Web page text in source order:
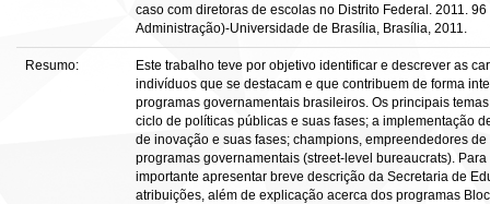
caso com diretoras de escolas no Distrito Federal. 2011.
Administração)-Universidade de Brasília, Brasília, 2011.
Resumo:
Este trabalho teve por objetivo identificar e descrever as
indivíduos que se destacam e que contribuem de forma
programas governamentais brasileiros. Os principais
ciclo de políticas públicas e suas fases; a implementação
de inovação e suas fases; champions, empreendedores
programas governamentais (street-level bureaucrats).
importante apresentar breve descrição da Secretaria de
atribuições, além de explicação acerca dos programas